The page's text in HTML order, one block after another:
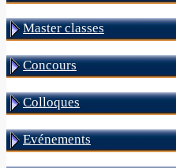
Master classes
Concours
Colloques
Evénements